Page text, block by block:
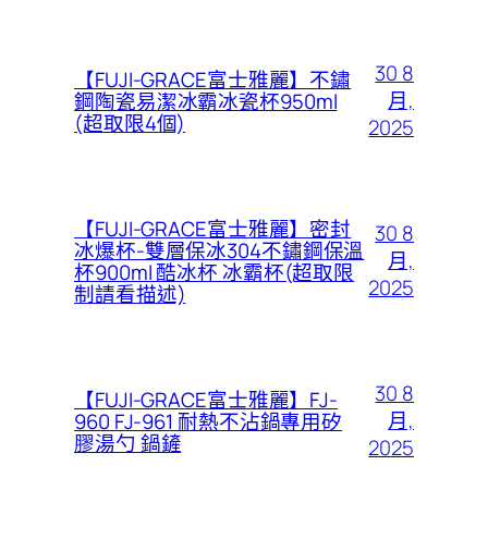
【FUJI-GRACE富士雅麗】不鏽
鋼陶瓷易潔冰霸冰瓷杯950ml
(超取限4個)
30 8
月,
2025
【FUJI-GRACE富士雅麗】密封
冰爆杯-雙層保冰304不鏽鋼保溫
杯900ml 酷冰杯 冰霸杯(超取限
制請看描述)
30 8
月,
2025
【FUJI-GRACE富士雅麗】FJ-
960 FJ-961 耐熱不沾鍋專用矽
膠湯勺 鍋鏟
30 8
月,
2025